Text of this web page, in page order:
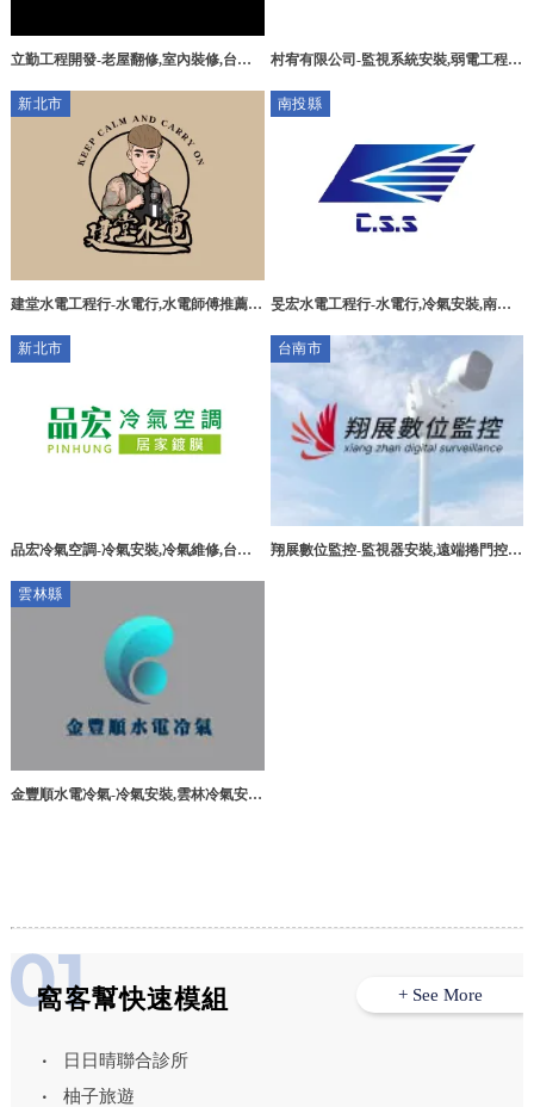
立勤工程開發-老屋翻修,室內裝修,台南
村宥有限公司-監視系統安裝,弱電工程,
新北市
建堂水電工程行-水電行,水電師傅推薦,
行
南投縣
旻宏水電工程行-水電行,冷氣安裝,南投
新北市
品宏冷氣空調-冷氣安裝,冷氣維修,台北
台南市
翔展數位監控-監視器安裝,遠端捲門控制
雲林縣
金豐順水電冷氣-冷氣安裝,雲林冷氣安
窩客幫快速模組
日日晴聯合診所
柚子旅遊
+ See More